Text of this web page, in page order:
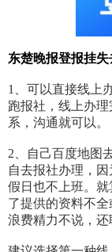
东楚晚报登报挂失
1、可以直接线上
跑报社，线上办
系，沟通就可以。
2、自己百度地图
自去报社办理，
假日也不上班。
了提供的资料不全
浪费精力不说，还